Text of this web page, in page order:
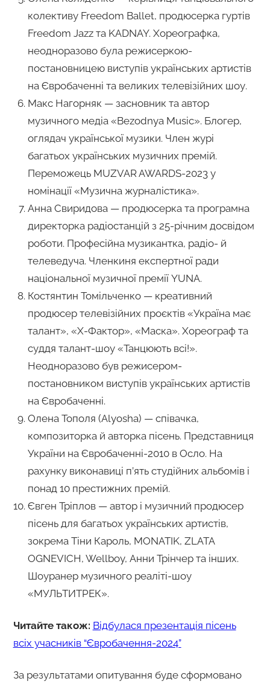
колективу Freedom Ballet, продюсерка гуртів
Freedom Jazz та KADNAY. Хореографка,
неодноразово була режисеркою-
постановницею виступів українських артистів
на Євробаченні та великих телевізійних шоу.
Макс Нагорняк — засновник та автор
музичного медіа «Bezodnya Music». Блогер,
оглядач української музики. Член журі
багатьох українських музичних премій.
Переможець MUZVAR AWARDS-2023 у
номінації «Музична журналістика».
Анна Свиридова — продюсерка та програмна
директорка радіостанцій з 25-річним досвідом
роботи. Професійна музикантка, радіо- й
телеведуча. Членкиня експертної ради
національної музичної премії YUNA.
Костянтин Томільченко — креативний
продюсер телевізійних проєктів «Україна має
талант», «Х-Фактор», «Маска». Хореограф та
суддя талант-шоу «Танцюють всі!».
Неодноразово був режисером-
постановником виступів українських артистів
на Євробаченні.
Олена Тополя (Alyosha) — співачка,
композиторка й авторка пісень. Представниця
України на Євробаченні-2010 в Осло. На
рахунку виконавиці п’ять студійних альбомів і
понад 10 престижних премій.
Євген Тріплов — автор і музичний продюсер
пісень для багатьох українських артистів,
зокрема Тіни Кароль, MONATIK, ZLATA
OGNEVICH, Wellboy, Анни Трінчер та інших.
Шоуранер музичного реаліті-шоу
«МУЛЬТИТРЕК».
Читайте також: Відбулася презентація пісень
всіх учасників “Євробачення-2024”
За результатами опитування буде сформовано